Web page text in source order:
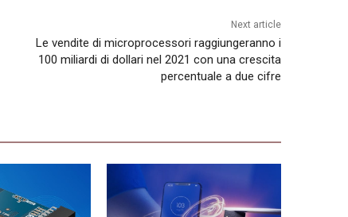
Next article
Le vendite di microprocessori raggiungeranno i
100 miliardi di dollari nel 2021 con una crescita
percentuale a due cifre